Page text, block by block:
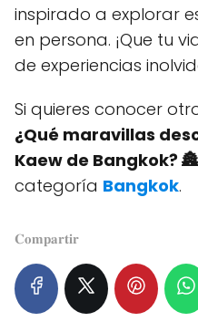
inspirado a explorar
en persona. ¡Que tu
de experiencias
Si quieres conocer
¿Qué maravillas
Kaew de Bangkok? 🏯
categoría Bangkok.
𝐂𝐨𝐦𝐩𝐚𝐫𝐭𝐢𝐫